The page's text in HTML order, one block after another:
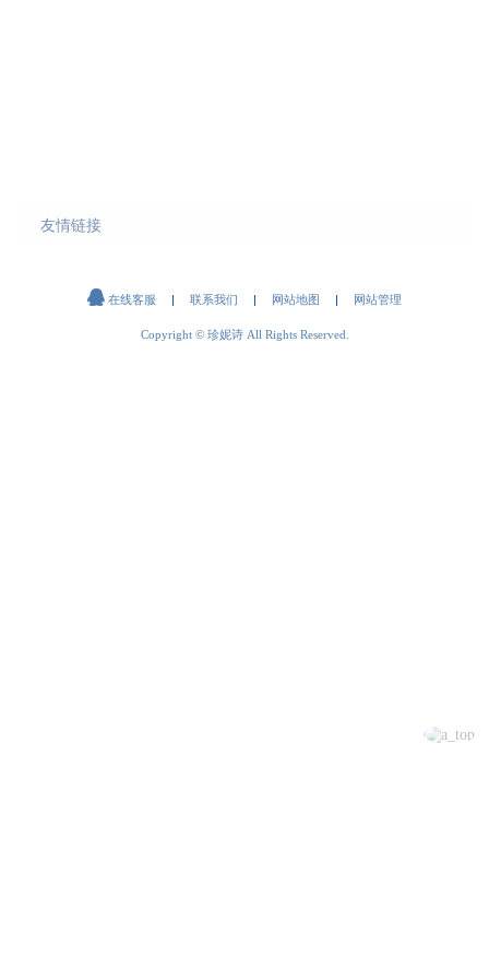
友情链接
 在线客服 联系我们 网站地图 网站管理
Copyright © 珍妮诗 All Rights Reserved.